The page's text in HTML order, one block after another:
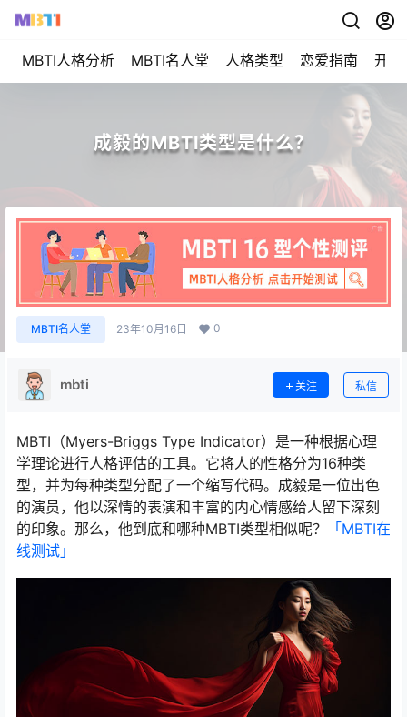
MBTI人格分析 MBTI名人堂 人格类型 恋爱指南 开始
成毅的MBTI类型是什么？
MBTI名人堂 23年10月16日 0
mbti 关注 私信
MBTI（Myers-Briggs Type Indicator）是一种根据心理
学理论进行人格评估的工具。它将人的性格分为16种类
型，并为每种类型分配了一个缩写代码。成毅是一位出色
的演员，他以深情的表演和丰富的内心情感给人留下深刻
的印象。那么，他到底和哪种MBTI类型相似呢？
「MBTI在
线测试​」